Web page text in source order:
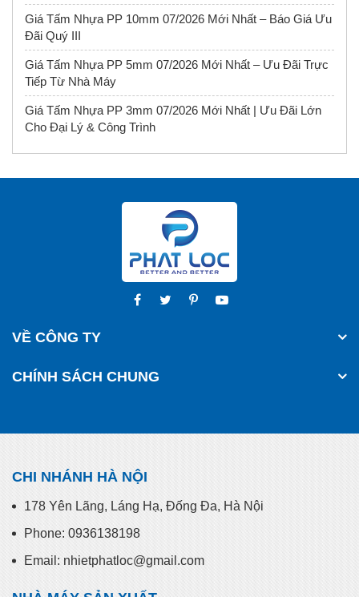
Giá Tấm Nhựa PP 10mm 07/2026 Mới Nhất – Báo Giá Ưu
Đãi Quý III
Giá Tấm Nhựa PP 5mm 07/2026 Mới Nhất – Ưu Đãi Trực
Tiếp Từ Nhà Máy
Giá Tấm Nhựa PP 3mm 07/2026 Mới Nhất | Ưu Đãi Lớn
Cho Đại Lý & Công Trình
VỀ CÔNG TY
CHÍNH SÁCH CHUNG